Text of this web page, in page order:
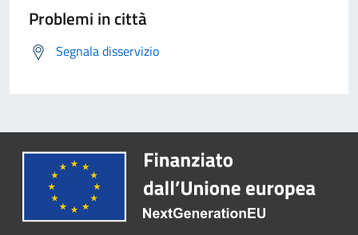
Problemi in città
Segnala disservizio